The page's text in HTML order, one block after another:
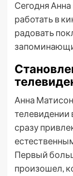
Сегодня
работать в
радовать
Анна
телевидении
сразу
Первый
произошел,